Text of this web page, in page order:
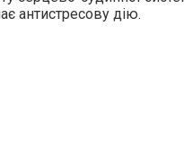
антистресову дію.